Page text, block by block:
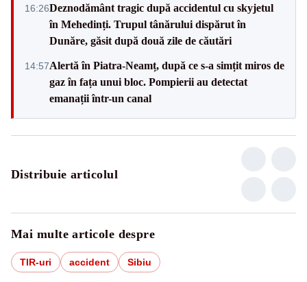
16:26Deznodământ tragic după accidentul cu skyjetul
în Mehedinți. Trupul tânărului dispărut în
Dunăre, găsit după două zile de căutări
14:57Alertă în Piatra-Neamț, după ce s-a simțit miros de
gaz în fața unui bloc. Pompierii au detectat
emanații într-un canal
Distribuie articolul
Mai multe articole despre
TIR-uri accident Sibiu